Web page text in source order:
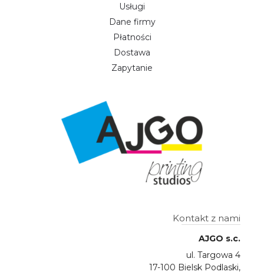
Usługi
Dane firmy
Płatności
Dostawa
Zapytanie
Kontakt z nami
AJGO s.c.
ul. Targowa 4
17-100 Bielsk Podlaski,